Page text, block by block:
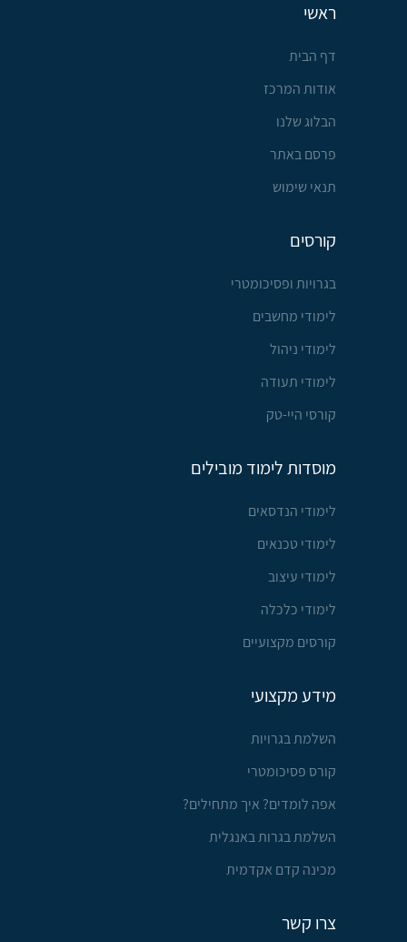
ראשי
דף הבית
אודות המרכז
הבלוג שלנו
פרסם באתר
תנאי שימוש
קורסים
בגרויות ופסיכומטרי
לימודי מחשבים
לימודי ניהול
לימודי תעודה
קורסי היי-טק
מוסדות לימוד מובילים
לימודי הנדסאים
לימודי טכנאים
לימודי עיצוב
לימודי כלכלה
קורסים מקצועיים
מידע מקצועי
השלמת בגרויות
קורס פסיכומטרי
אפה לומדים? איך מתחילים?
השלמת בגרות באנגלית
מכינה קדם אקדמית
צרו קשר